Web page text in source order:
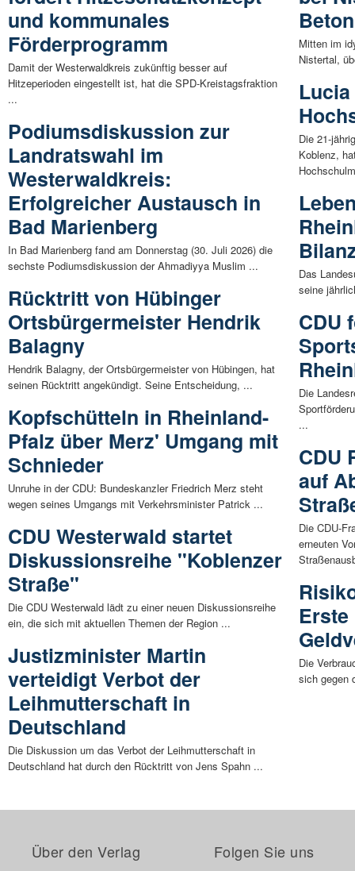
und kommunales
Förderprogramm
Damit der Westerwaldkreis zukünftig besser auf
Hitzeperioden eingestellt ist, hat die SPD-Kreistagsfraktion
...
Podiumsdiskussion zur
Landratswahl im
Westerwaldkreis:
Erfolgreicher Austausch in
Bad Marienberg
In Bad Marienberg fand am Donnerstag (30. Juli 2026) die
sechste Podiumsdiskussion der Ahmadiyya Muslim ...
Rücktritt von Hübinger
Ortsbürgermeister Hendrik
Balagny
Hendrik Balagny, der Ortsbürgermeister von Hübingen, hat
seinen Rücktritt angekündigt. Seine Entscheidung, ...
Kopfschütteln in Rheinland-
Pfalz über Merz' Umgang mit
Schnieder
Unruhe in der CDU: Bundeskanzler Friedrich Merz steht
wegen seines Umgangs mit Verkehrsminister Patrick ...
CDU Westerwald startet
Diskussionsreihe "Koblenzer
Straße"
Die CDU Westerwald lädt zu einer neuen Diskussionsreihe
ein, die sich mit aktuellen Themen der Region ...
Justizminister Martin
verteidigt Verbot der
Leihmutterschaft in
Deutschland
Die Diskussion um das Verbot der Leihmutterschaft in
Deutschland hat durch den Rücktritt von Jens Spahn ...
Mitten im
Nistertal,
Die 21-
Koblenz,
Das
seine
CDU
Die
...
CDU
auf
Die CDU-
erneuten
Die
sich gegen
Über den Verlag Folgen Sie uns